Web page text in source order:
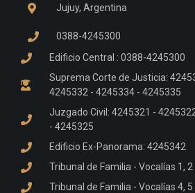
Jujuy, Argentina
0388-4245300
Edificio Central : 0388-4245300
Suprema Corte de Justicia:
4245332 - 4245334 - 4245335
Juzgado Civil: 4245321 -
- 4245325
Edificio Ex-Panorama: 4245342
Tribunal de Familia - Vocalías 1,
Tribunal de Familia - Vocalías 4, 5